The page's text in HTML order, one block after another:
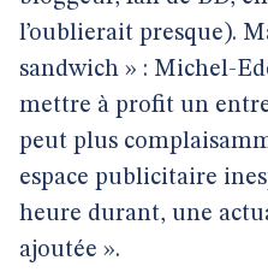
l’oublierait presque).
sandwich » : Michel-
mettre à profit un
peut plus
espace publicitaire
heure durant, une
ajoutée ».